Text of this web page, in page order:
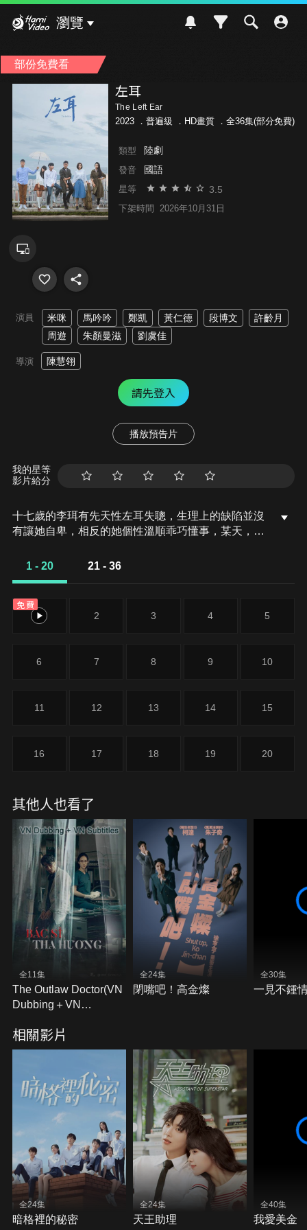
瀏覽
部份免費看
左耳
The Left Ear
2023 ． 普遍級 ．HD畫質 ．全36集(部分免費)
類型 陸劇
發音 國語
星等 3.5
下架時間 2026年10月31日
演員 米咪 馬吟吟 鄭凱 黃仁德 段博文
許齡月
周遊
朱顏曼滋 劉虞佳
導演 陳慧翎
請先登入
播放預告片
我的星等
影片給分
十七歲的李珥有先天性左耳失聰，生理上的缺陷並沒
有讓她自卑，相反的她個性溫順乖巧懂事，某天，她
校外＂壞女孩＂黎吧啦追求到手。李珥在偶然的機會
東西，而吧啦卻也因意外過世了…
1 - 20 21 - 36
免費
1 2 3 4 5
6 7 8 9 10
11 12 13 14 15
16 17 18 19 20
其他人也看了
全11集
The Outlaw Doctor(VN
Dubbing＋VN
全24集
閉嘴吧！高金燦
全30集
一見不鍾
相關影片
全24集
暗格裡的秘密
全24集
天王助理
全40集
我愛美金